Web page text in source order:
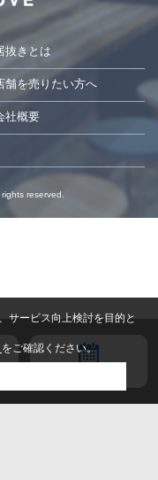
抜きとは
舗を売りたい方へ
社概要
reserved.
サービス向上検討を目的と
をご確認ください。